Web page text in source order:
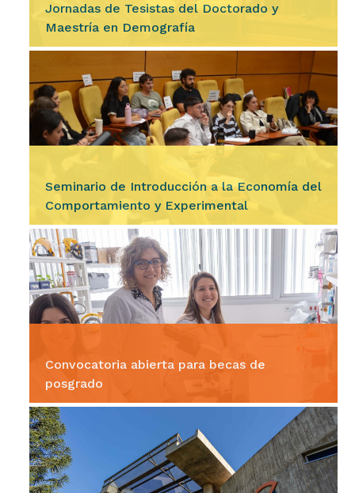
Jornadas de Tesistas del Doctorado y
Maestría en Demografía
Durante los días 11, 12 y 13 de agosto, se
desarrollarán las Jornadas de Tesistas del
Doctorado y Maestría en Demografía, un
espacio destinado a la…
Ingresar
Seminario de Introducción a la Economía del
Comportamiento y Experimental
La Escuela de Graduados y el Doctorado en
Ciencias Económicas, invitan a participar del
seminario Introducción a la Economía del
Comportamiento y Experimental,…
Ingresar
Convocatoria abierta para becas de
posgrado
La Secretaría de Ciencia y Tecnología (Secyt)
de la Universidad Nacional de Córdoba (UNC)
informa que hasta el 20 de agosto a las 13, se
encuentra abierto…
Ingresar